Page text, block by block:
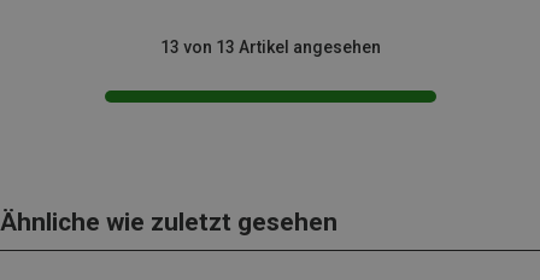
13 von 13 Artikel angesehen
Ähnliche wie zuletzt gesehen